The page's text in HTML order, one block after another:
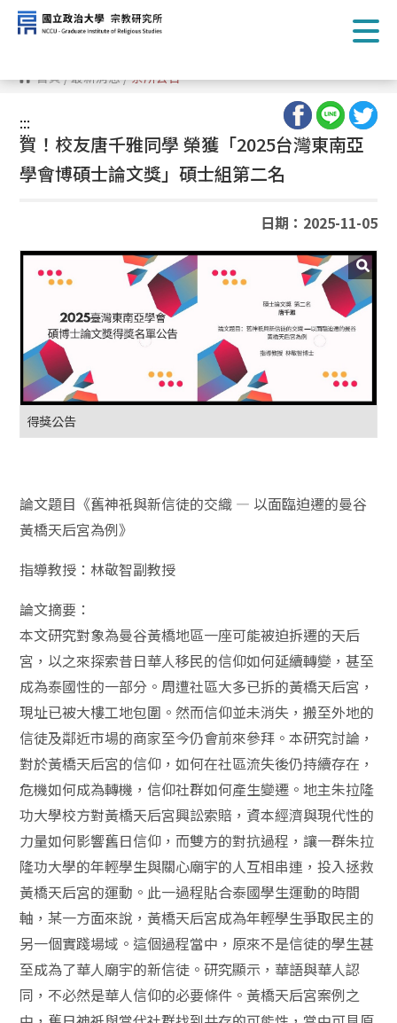
跳
到
主
容 首頁/最新消息/系所公告
:::
:::
賀！校友唐千雅同學 榮獲「2025台灣東南亞
學會博碩士論文獎」碩士組第二名
日期：2025-11-05
得獎公告
論文題目《舊神祇與新信徒的交織 — 以面臨迫遷的曼谷
黃橋天后宮為例》
指導教授：林敬智副教授
論文摘要：
本文研究對象為曼谷黃橋地區一座可能被迫拆遷的天后
宮，以之來探索昔日華人移民的信仰如何延續轉變，甚至
成為泰國性的一部分。周遭社區大多已拆的黃橋天后宮，
現址已被大樓工地包圍。然而信仰並未消失，搬至外地的
信徒及鄰近市場的商家至今仍會前來參拜。本研究討論，
對於黃橋天后宮的信仰，如何在社區流失後仍持續存在，
危機如何成為轉機，信仰社群如何產生變遷。地主朱拉隆
功大學校方對黃橋天后宮興訟索賠，資本經濟與現代性的
力量如何影響舊日信仰，而雙方的對抗過程，讓一群朱拉
隆功大學的年輕學生與關心廟宇的人互相串連，投入拯救
黃橋天后宮的運動。此一過程貼合泰國學生運動的時間
軸，某一方面來說，黃橋天后宮成為年輕學生爭取民主的
另一個實踐場域。這個過程當中，原來不是信徒的學生甚
至成為了華人廟宇的新信徒。研究顯示，華語與華人認
同，不必然是華人信仰的必要條件。黃橋天后宮案例之